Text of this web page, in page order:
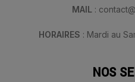
MAIL :
HORAIRES : Mardi au
NOS